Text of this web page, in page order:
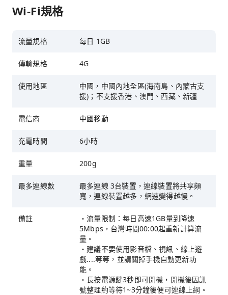
Wi-Fi規格
流量規格 每日 1GB
傳輸規格 4G
使用地區
中國，中國內地全區(海南島、內蒙古支
援)；不支援香港、澳門、西藏、新疆
電信商 中國移動
充電時間 6小時
重量 200g
最多連線數
最多連線 3台裝置，連線裝置將共享頻
寬，連線裝置越多，網速變得越慢。
備註
・流量限制：每日高速1GB量到降速
5Mbps，台灣時間00:00起重新計算流
量。
・建議不要使用影音檔、視訊、線上遊
戲....等等，並請關掉手機自動更新功
能。
・長按電源鍵3秒即可開機，開機後因訊
號整理約等待1~3分鐘後便可連線上網。